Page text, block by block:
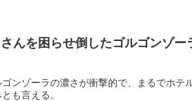
んを困らせ倒したゴルゴンゾー
ンゾーラの濃さが衝撃的で、まるでホテ
も言える。